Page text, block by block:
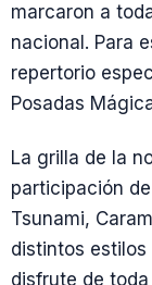
marcaron a
nacional. Para
repertorio
Posadas
La grilla de la
participación
Tsunami,
distintos estilos
disfrute de